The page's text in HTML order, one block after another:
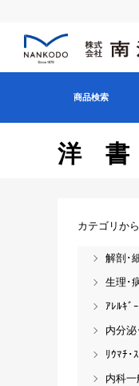
商品検索
洋
カテゴリか
解剖･
生理･
ｱﾚﾙｷﾞ
内分
ﾘｳﾏﾁ･
内科